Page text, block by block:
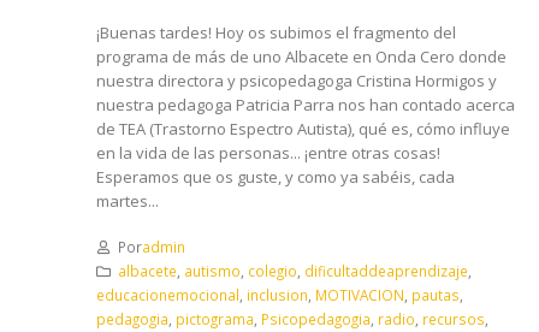
¡Buenas tardes! Hoy os subimos el fragmento del
programa de más de uno Albacete en Onda Cero donde
nuestra directora y psicopedagoga Cristina Hormigos y
nuestra pedagoga Patricia Parra nos han contado acerca
de TEA (Trastorno Espectro Autista), qué es, cómo influye
en la vida de las personas... ¡entre otras cosas!
Esperamos que os guste, y como ya sabéis, cada
martes...
Poradmin
albacete autismo colegio dificultaddeaprendizaje
educacionemocional inclusion MOTIVACION pautas
pedagogia pictograma Psicopedagogia radio recursos